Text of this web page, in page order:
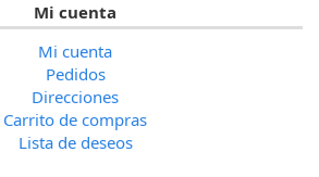
Mi cuenta
Mi cuenta
Pedidos
Direcciones
Carrito de compras
Lista de deseos